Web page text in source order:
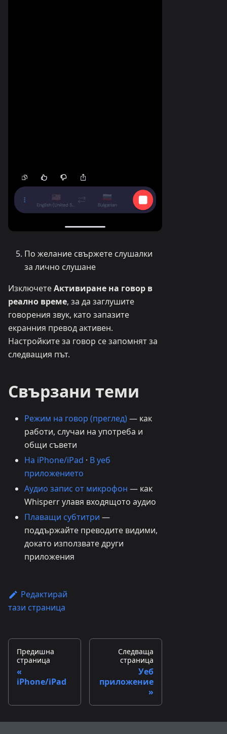
По желание свържете слушалки
за лично слушане
ИзключетеАктивиране на говор в
реално време, за да заглушите
говорения звук, като запазите
екранния превод активен.
Настройките за говор се запомнят за
следващия път.
Свързани теми
Режим на говор (преглед)— как
работи, случаи на употреба и
общи съвети
На iPhone/iPad · В уеб
приложението
Аудио запис от микрофон — как
Whisperr улавя входящото аудио
Плаващи субтитри —
поддържайте преводите видими,
докато използвате други
приложения
Редактирай
тази страница
Предишна
страница
iPhone/iPad
Следваща
страница
Уеб
приложение